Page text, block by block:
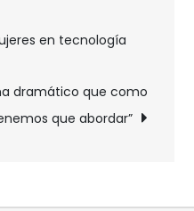
en tecnología
dramático que como
que abordar”